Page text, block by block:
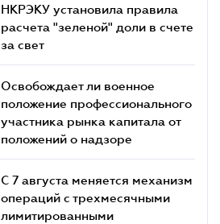
НКРЭКУ установила правила
расчета "зеленой" доли в счете
за свет
Освобождает ли военное
положение профессионального
участника рынка капитала от
положений о надзоре
С 7 августа меняется механизм
операций с трехмесячными
лимитированными